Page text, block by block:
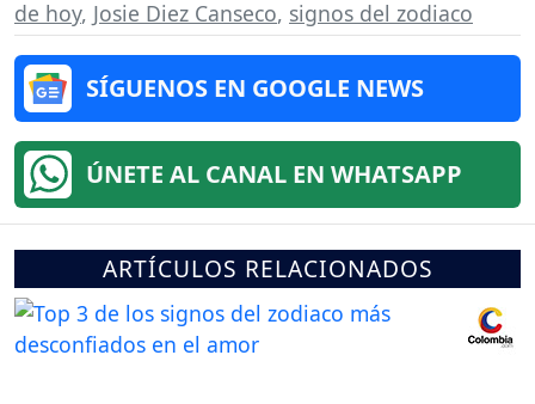
de hoy, Josie Diez Canseco, signos del zodiaco
SÍGUENOS EN GOOGLE NEWS
ÚNETE AL CANAL EN WHATSAPP
ARTÍCULOS RELACIONADOS